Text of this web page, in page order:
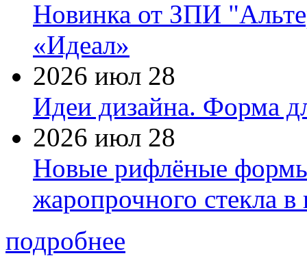
Новинка от ЗПИ
«Идеал»
2026 июл 28
Идеи дизайна. Форма
2026 июл 28
Новые рифлёные формы
жаропрочного стекла
подробнее